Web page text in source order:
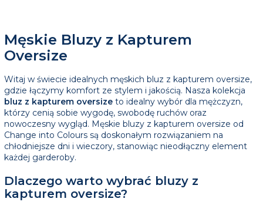
Męskie Bluzy z Kapturem
Oversize
Witaj w świecie idealnych męskich bluz z kapturem oversize,
gdzie łączymy komfort ze stylem i jakością. Nasza kolekcja
bluz z kapturem oversize to idealny wybór dla mężczyzn,
którzy cenią sobie wygodę, swobodę ruchów oraz
nowoczesny wygląd. Męskie bluzy z kapturem oversize od
Change into Colours są doskonałym rozwiązaniem na
chłodniejsze dni i wieczory, stanowiąc nieodłączny element
każdej garderoby.
Dlaczego warto wybrać bluzy z
kapturem oversize?